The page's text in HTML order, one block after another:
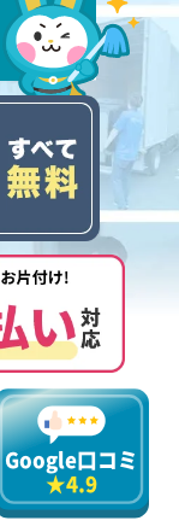
Google口コミ
★4.9